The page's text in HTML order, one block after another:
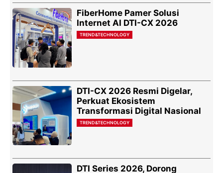
FiberHome Pamer Solusi
Internet AI DTI-CX 2026
TREND&TECHNOLOGY
DTI-CX 2026 Resmi Digelar,
Perkuat Ekosistem
Transformasi Digital Nasional
TREND&TECHNOLOGY
DTI Series 2026, Dorong